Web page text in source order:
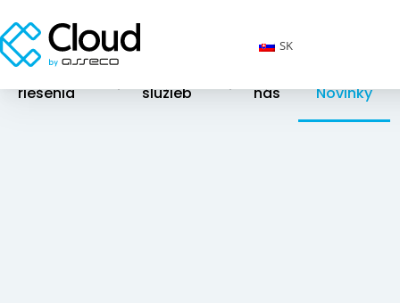
riešenia služieb nás Novinky
SK